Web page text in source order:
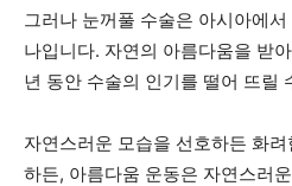
그러나 눈꺼풀 수술은 아시아에
나입니다. 자연의 아름다움을 받
년 동안 수술의 인기를 떨어 뜨릴
자연스러운 모습을 선호하든 화
하든, 아름다움 운동은 자연스러